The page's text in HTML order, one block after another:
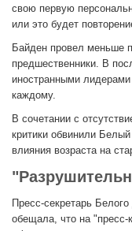
свою первую
или это будет
Байден провел меньше
предшественники. В
иностранными
каждому.
В сочетании с
критики обвинили
влияния возраста на
Пресс-секретарь
обещала, что на "пресс-